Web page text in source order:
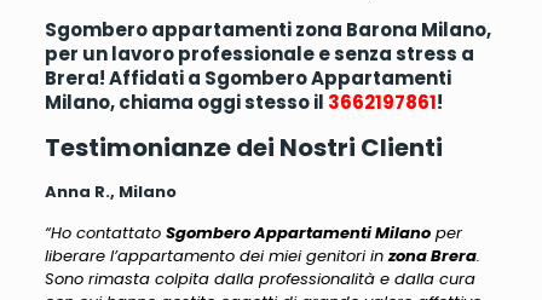
Sgombero appartamenti zona Barona Milano,
per un lavoro professionale e senza stress a
Brera! Affidati a Sgombero Appartamenti
Milano, chiama oggi stesso il 3662197861!
Testimonianze dei Nostri Clienti
Anna R., Milano
“Ho contattato Sgombero Appartamenti Milanoper
liberare l’appartamento dei miei genitori inzona Brera.
Sono rimasta colpita dalla professionalità e dalla cura